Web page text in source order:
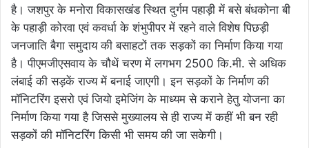
है। जशपुर के मनोरा विकासखंड स्थित दुर्गम पहाड़ी में बसे बंधकोना बी
के पहाड़ी कोरवा एवं कवर्धा के शंभुपीपर में रहने वाले विशेष पिछड़ी
जनजाति बैगा समुदाय की बसाहटों तक सड़कों का निर्माण किया गया
है। पीएमजीएसवाय के चौथें चरण में लगभग 2500 कि.मी. से अधिक
लंबाई की सड़कें राज्य में बनाई जाएगी। इन सड़कों के निर्माण की
मॉनिटरिंग इसरो एवं जियो इमेजिंग के माध्यम से कराने हेतु योजना का
निर्माण किया गया है जिससे मुख्यालय से ही राज्य में कहीं भी बन रही
सड़कों की मॉनिटरिंग किसी भी समय की जा सकेगी।